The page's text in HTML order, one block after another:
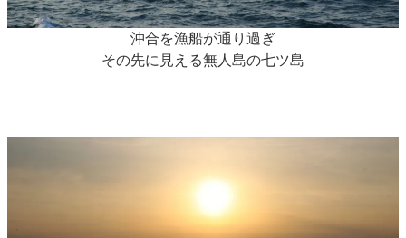
沖合を漁船が通り過ぎ
その先に見える無人島の七ツ島